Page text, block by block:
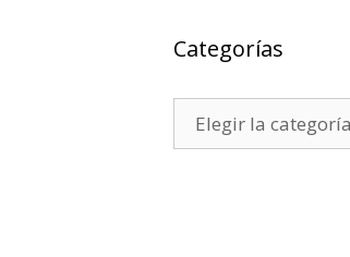
Categorías